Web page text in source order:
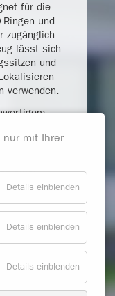
für die
und
zugänglich
lässt sich
und
verwenden.
Die 80
einer
und
nur mit Ihrer
Details einblenden
Details einblenden
Details einblenden